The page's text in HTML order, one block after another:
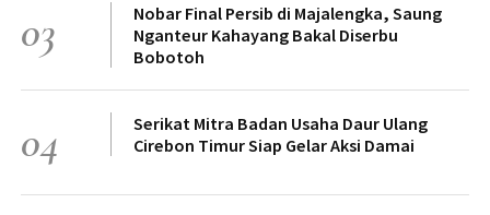
03
Nobar Final Persib di Majalengka, Saung
Nganteur Kahayang Bakal Diserbu
Bobotoh
04
Serikat Mitra Badan Usaha Daur Ulang
Cirebon Timur Siap Gelar Aksi Damai